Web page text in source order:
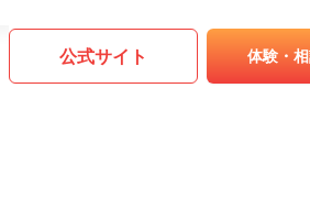
公式サイト 体験・